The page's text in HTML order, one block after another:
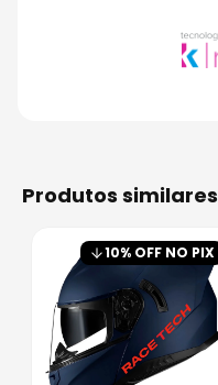
produtos similares
10% OFF NO PIX